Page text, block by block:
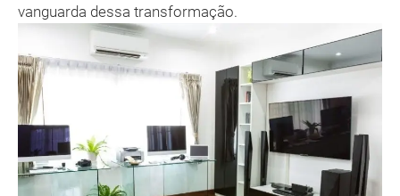
vanguarda dessa transformação.